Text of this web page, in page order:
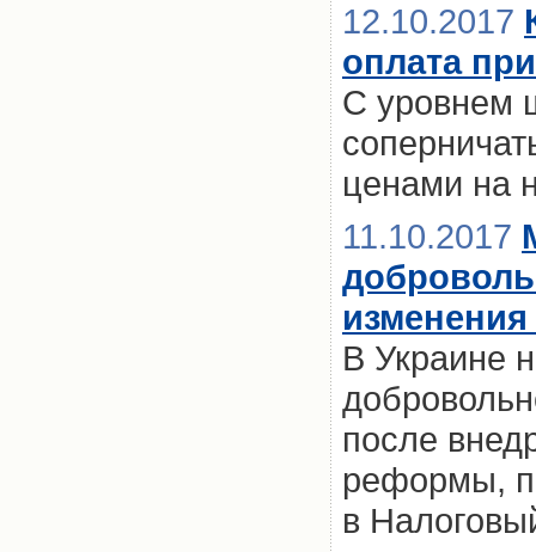
12.10.2017
оплата
С уровнем
ценами на
11.10.2017
В Украине
после
реформы,
в